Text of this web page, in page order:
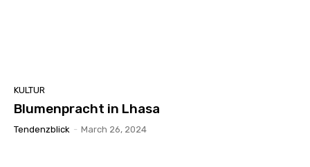
KULTUR
Blumenpracht in Lhasa
Tendenzblick - March 26, 2024